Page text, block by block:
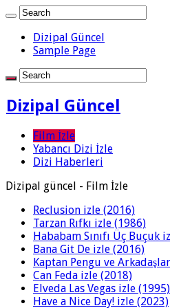
Dizipal Güncel
Sample Page
Dizipal Güncel
Film İzle
Yabancı Dizi İzle
Dizi Haberleri
Dizipal güncel - Film İzle
Reclusion izle (2016)
Tarzan Rıfkı izle (1986)
Hababam Sınıfı Üç Buçuk
Bana Git De izle (2016)
Kaptan Pengu ve
Can Feda izle (2018)
Elveda Las Vegas izle (1995)
Have a Nice Day! izle (2023)